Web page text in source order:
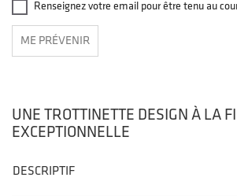
Renseignez votre email pour être tenu au
ME PRÉVENIR
UNE TROTTINETTE DESIGN À LA
EXCEPTIONNELLE
DESCRIPTIF